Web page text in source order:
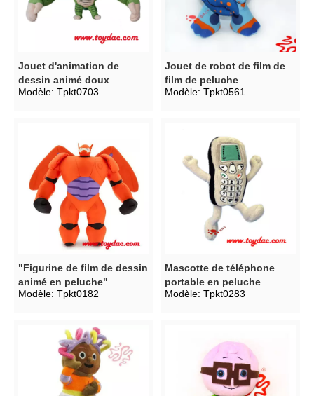
Jouet d'animation de
dessin animé doux
Modèle: Tpkt0703
Jouet de robot de film de
film de peluche
Modèle: Tpkt0561
"Figurine de film de dessin
animé en peluche"
Modèle: Tpkt0182
Mascotte de téléphone
portable en peluche
Modèle: Tpkt0283